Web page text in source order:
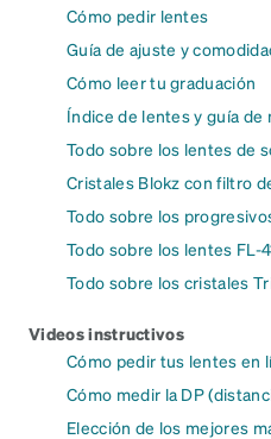
Cómo pedir lentes
Guía de ajuste y
Cómo leer tu graduación
Índice de lentes y guía de
Todo sobre los lentes de
Cristales Blokz con filtro
Todo sobre los
Todo sobre los lentes FL-
Todo sobre los cristales
Videos instructivos
Cómo pedir tus lentes en
Cómo medir la DP
Elección de los mejores